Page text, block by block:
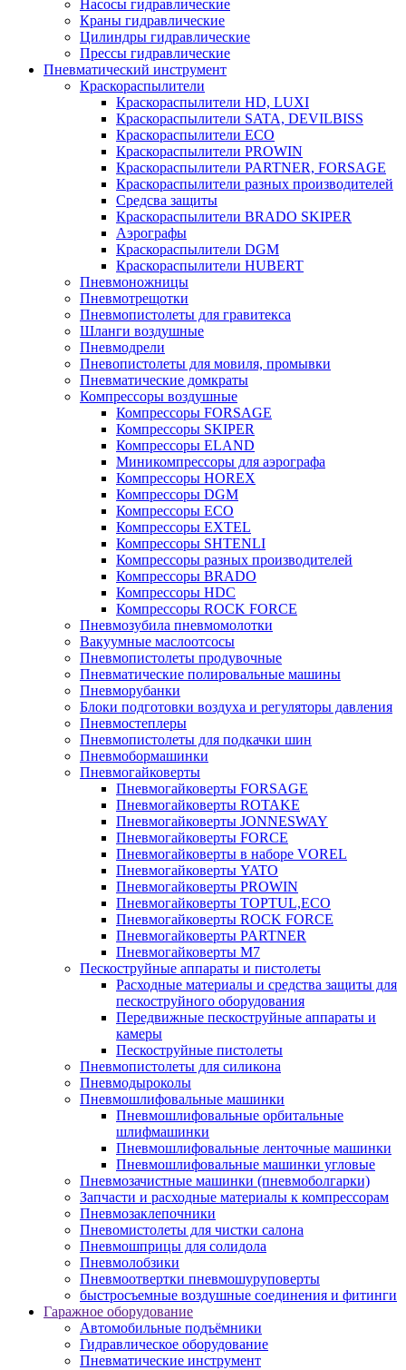
Насосы гидравлические
Краны гидравлические
Цилиндры гидравлические
Прессы гидравлические
Пневматический инструмент
Краскораспылители
Краскораспылители HD, LUXI
Краскораспылители SATA, DEVILBISS
Краскораспылители ECO
Краскораспылители PROWIN
Краскораспылители PARTNER, FORSAGE
Краскораспылители разных производителей
Средсва защиты
Краскораспылители BRADO SKIPER
Аэрографы
Краскораспылители DGM
Краскораспылители HUBERT
Пневмоножницы
Пневмотрещотки
Пневмопистолеты для гравитекса
Шланги воздушные
Пневмодрели
Пневопистолеты для мовиля, промывки
Пневматические домкраты
Компрессоры воздушные
Компрессоры FORSAGE
Компрессоры SKIPER
Компрессоры ELAND
Миникомпрессоры для аэрографа
Компрессоры HOREX
Компрессоры DGM
Компрессоры ECO
Компрессоры EXTEL
Компрессоры SHTENLI
Компрессоры разных производителей
Компрессоры BRADO
Компрессоры HDC
Компрессоры ROCK FORCE
Пневмозубила пневмомолотки
Вакуумные маслоотсосы
Пневмопистолеты продувочные
Пневматические полировальные машины
Пневморубанки
Блоки подготовки воздуха и регуляторы давления
Пневмостеплеры
Пневмопистолеты для подкачки шин
Пневмобормашинки
Пневмогайковерты
Пневмогайковерты FORSAGE
Пневмогайковерты ROTAKE
Пневмогайковерты JONNESWAY
Пневмогайковерты FORCE
Пневмогайковерты в наборе VOREL
Пневмогайковерты YATO
Пневмогайковерты PROWIN
Пневмогайковерты TOPTUL,ECO
Пневмогайковерты ROCK FORCE
Пневмогайковерты PARTNER
Пневмогайковерты M7
Пескоструйные аппараты и пистолеты
Расходные материалы и средства защиты для
пескоструйного оборудования
Передвижные пескоструйные аппараты и
камеры
Пескоструйные пистолеты
Пневмопистолеты для силикона
Пневмодыроколы
Пневмошлифовальные машинки
Пневмошлифовальные орбитальные
шлифмашинки
Пневмошлифовальные ленточные машинки
Пневмошлифовальные машинки угловые
Пневмозачистные машинки (пневмоболгарки)
Запчасти и расходные материалы к компрессорам
Пневмозаклепочники
Пневомистолеты для чистки салона
Пневмошприцы для солидола
Пневмолобзики
Пневмоотвертки пневмошуруповерты
быстросъемные воздушные соединения и фитинги
Гаражное оборудование
Автомобильные подъёмники
Гидравлическое оборудование
Пневматические инструмент